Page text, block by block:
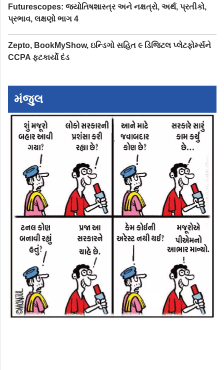
Futurescopes: જ્યોતિષશાસ્ત્ર અને નક્ષત્રો, અર્થ, પ્રતીકો,
પ્રભાવ, લક્ષણો ભાગ 4
Zepto, BookMyShow, ઇન્ડિગો સહિત ૯ ડિજિટલ પ્લેટફોર્મ્સને
CCPA ફટકાર્યો દંડ
મંજુલ